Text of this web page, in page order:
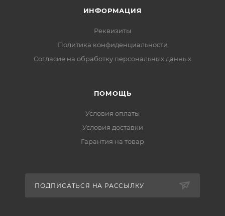
ИНФОРМАЦИЯ
Реквизиты
Политика конфиденциальности
Cогласие на обработку персональных данных
ПОМОЩЬ
Условия оплаты
Условия доставки
Гарантия на товар
ПОДПИСАТЬСЯ НА РАССЫЛКУ